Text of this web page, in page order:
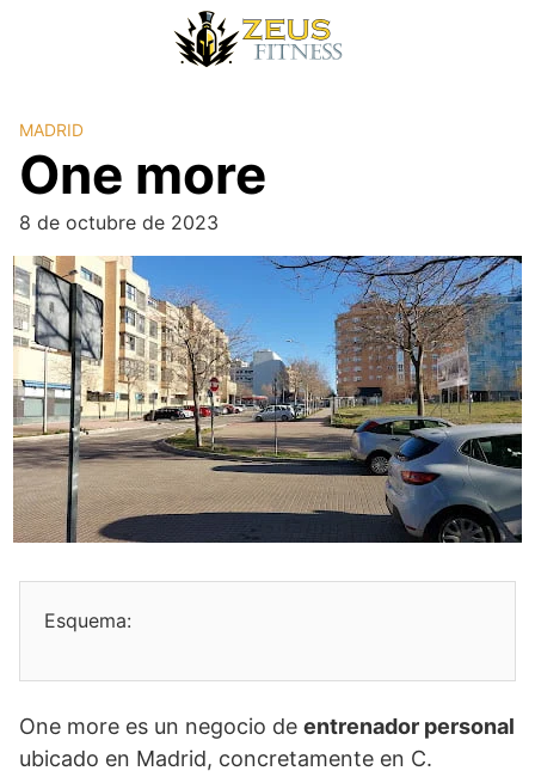
MADRID
One more
8 de octubre de 2023
Esquema:
One more es un negocio de entrenador personal
ubicado en Madrid, concretamente en C.